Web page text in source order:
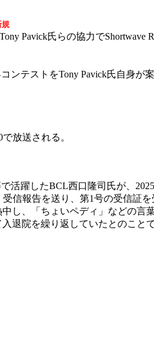
規
Pavick氏らの協力で
ンテストをTony Pavick氏自身が
放送される。
活躍したBCL西口隆司氏が、
信報告を送り、第1号の受信証
し、「ちょいペディ」などの言
退院を繰り返していたとのこと